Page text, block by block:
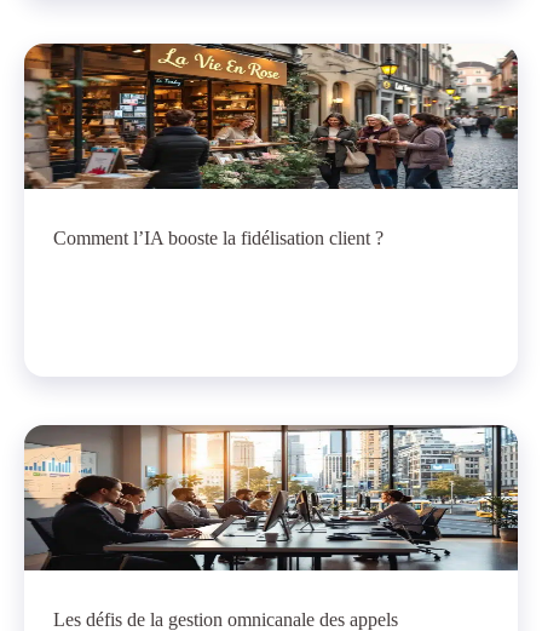
Comment l’IA booste la fidélisation client ?
Les défis de la gestion omnicanale des appels